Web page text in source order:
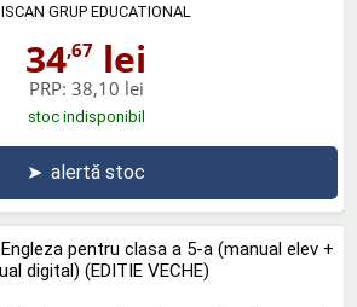
GRUP EDUCATIONAL
34,67 lei
PRP: 38,10 lei
stoc indisponibil
➤ alertă stoc